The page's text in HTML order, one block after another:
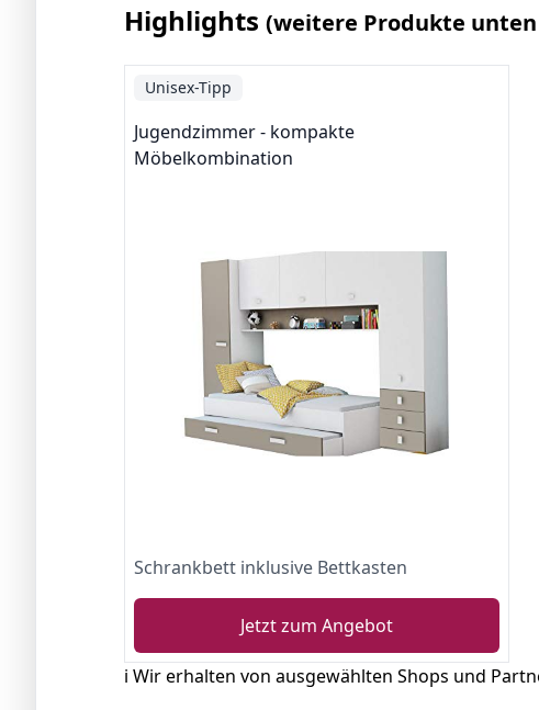
Highlights (weitere Produkte
Unisex-Tipp
Jugendzimmer - kompakte
Möbelkombination
Schrankbett inklusive Bettkasten
Jetzt zum Angebot
ℹ️ Wir erhalten von ausgewählten Shops und